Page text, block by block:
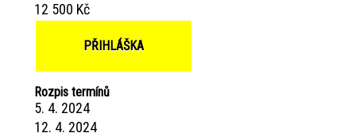
12 500 Kč
PŘIHLÁŠKA
Rozpis termínů
5. 4. 2024
12. 4. 2024